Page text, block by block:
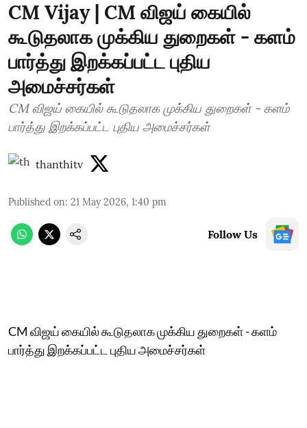
CM Vijay | CM விஜய் கையில்
கூடுதலாக முக்கிய துறைகள் - களம்
பார்த்து இறக்கப்பட்ட புதிய
அமைச்சர்கள்
CM விஜய் கையில் கூடுதலாக முக்கிய துறைகள் - களம்
பார்த்து இறக்கப்பட்ட புதிய அமைச்சர்கள்
thanthitv
Published on: 21 May 2026, 1:40 pm
Follow Us
CM விஜய் கையில் கூடுதலாக முக்கிய துறைகள் - களம்
பார்த்து இறக்கப்பட்ட புதிய அமைச்சர்கள்